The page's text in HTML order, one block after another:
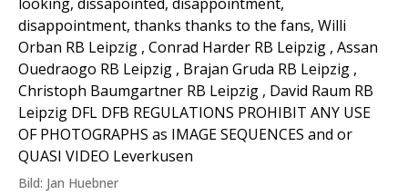
disappointment, thanks thanks to the fans, Willi
Orban RB Leipzig , Conrad Harder RB Leipzig , Assan
Ouedraogo RB Leipzig , Brajan Gruda RB Leipzig ,
Christoph Baumgartner RB Leipzig , David Raum RB
Leipzig DFL DFB REGULATIONS PROHIBIT ANY USE
OF PHOTOGRAPHS as IMAGE SEQUENCES and or
QUASI VIDEO Leverkusen
Bild: Jan Huebner